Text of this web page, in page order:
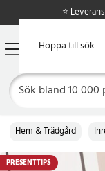
Hoppa till
Hoppa till sök
⭐
Hem & Trädgård
PRESENTTIPS